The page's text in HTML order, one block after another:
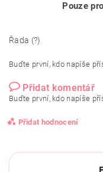
Pouze
Řada (?)
Buďte první, kdo napíše
Přidat komentář
Buďte první, kdo napíše
Přidat hodnocení